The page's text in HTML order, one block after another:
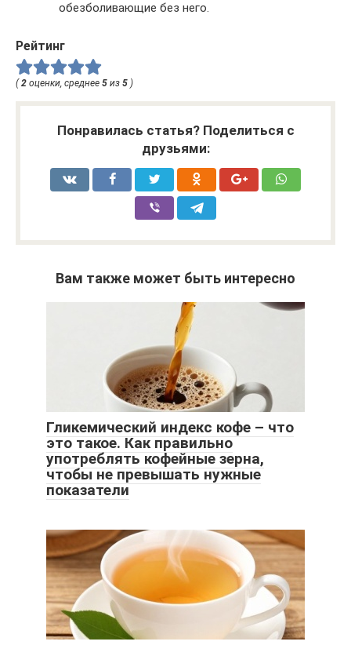
обезболивающие без него.
Рейтинг
( 2 оценки, среднее 5 из 5 )
Понравилась статья? Поделиться с
друзьями:
Вам также может быть интересно
Гликемический индекс кофе – что
это такое. Как правильно
употреблять кофейные зерна,
чтобы не превышать нужные
показатели